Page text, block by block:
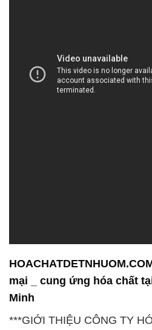
mại _ cung ứng hóa chất
Minh
***GIỚI THIỆU CÔNG TY